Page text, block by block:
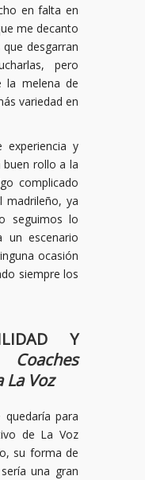
en falta en
me decanto
desgarran
pero
la melena de
variedad en
experiencia y
rollo a la
complicado
madrileño, ya
seguimos lo
un escenario
ocasión
siempre los
Y
Coaches
Voz
para
de La Voz
su forma de
una gran